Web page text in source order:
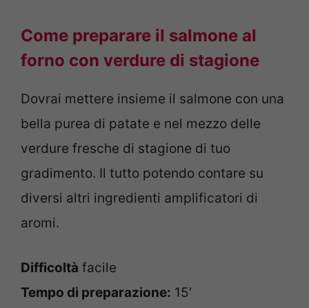
Come preparare il salmone al
forno con verdure di stagione
Dovrai mettere insieme il salmone con una
bella purea di patate e nel mezzo delle
verdure fresche di stagione di tuo
gradimento. Il tutto potendo contare su
diversi altri ingredienti amplificatori di
aromi.
Difficoltà facile
Tempo di preparazione: 15′